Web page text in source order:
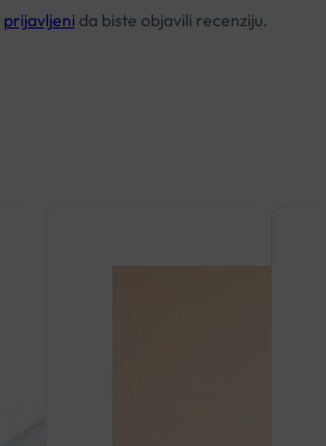
prijavljeni da biste objavili recenziju.